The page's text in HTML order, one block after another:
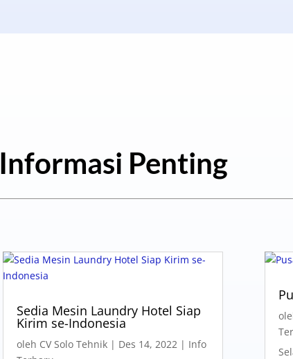
Informasi Penting
Sedia Mesin Laundry Hotel Siap
Kirim se-Indonesia
oleh CV Solo Tehnik| Des 14, 2022| Info